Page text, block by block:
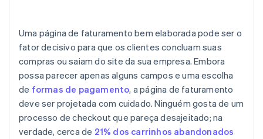
Trate erros de forma construtiva
Forneça uma revisão clara do pedido
Acompanhe o desempenho com análises e insights
Uma página de faturamento bem elaborada pode ser o
fator decisivo para que os clientes concluam suas
compras ou saiam do site da sua empresa. Embora
possa parecer apenas alguns campos e uma escolha
de formas de pagamento, a página de faturamento
deve ser projetada com cuidado. Ninguém gosta de um
processo de checkout que pareça desajeitado; na
verdade, cerca de 21% dos carrinhos abandonados